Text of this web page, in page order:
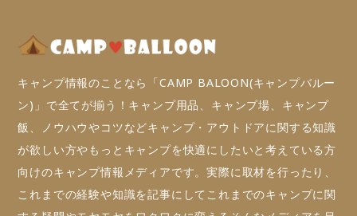
キャンプ情報のことなら「CAMP BALOON(キャンプバルー
ン)」で全てが揃う！キャンプ用品、キャンプ場、キャンプ
飯、ノウハウやコツなどキャンプ・アウトドアに関する知識
が欲しい方やもっとキャンプを快適にしたいと考えている方
向けのキャンプ情報メディアです。実際に取材を行ったり、
これまでの経験や知識を記事にしてこれまでのキャンプに関